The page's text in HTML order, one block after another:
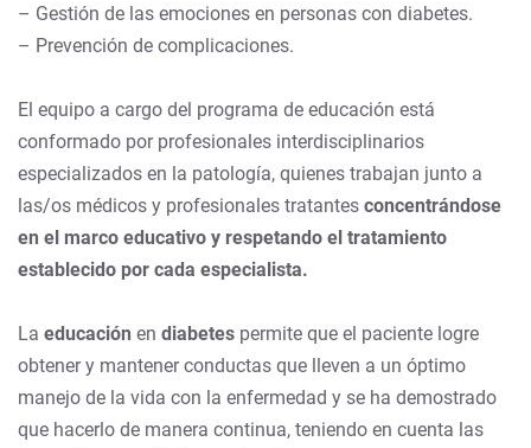
– Gestión de las emociones en personas con diabetes.
– Prevención de complicaciones.
El equipo a cargo del programa de educación está
conformado por profesionales interdisciplinarios
especializados en la patología, quienes trabajan junto a
las/os médicos y profesionales tratantes concentrándose
en el marco educativo y respetando el tratamiento
establecido por cada especialista.
La educación en diabetes permite que el paciente logre
obtener y mantener conductas que lleven a un óptimo
manejo de la vida con la enfermedad y se ha demostrado
que hacerlo de manera continua, teniendo en cuenta las